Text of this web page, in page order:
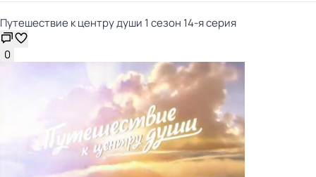
Путешествие к центру души 1 сезон 14-я серия
0